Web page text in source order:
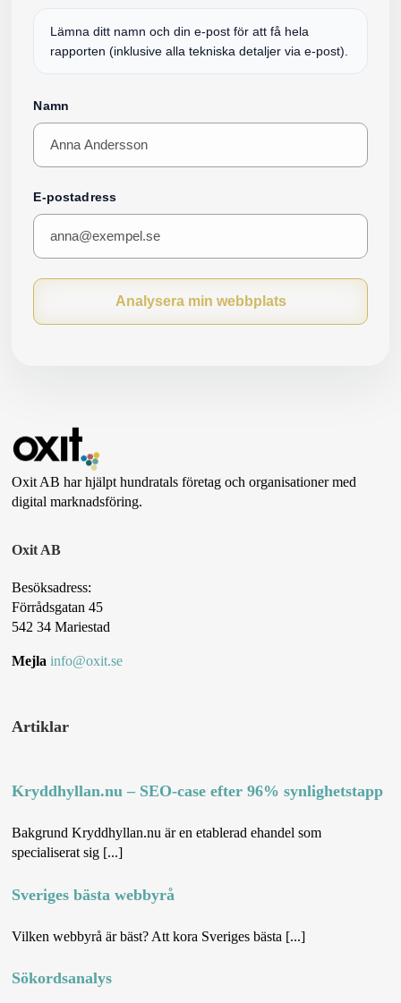
Lämna ditt namn och din e-post för att få hela
rapporten (inklusive alla tekniska detaljer via e-post).
Namn
E-postadress
Analysera min webbplats
Oxit AB har hjälpt hundratals företag och organisationer med
digital marknadsföring.
Oxit AB
Besöksadress:
Förrådsgatan 45
542 34 Mariestad
Mejla info@oxit.se
Artiklar
Kryddhyllan.nu – SEO-case efter 96% synlighetstapp
Bakgrund Kryddhyllan.nu är en etablerad ehandel som
specialiserat sig [...]
Sveriges bästa webbyrå
Vilken webbyrå är bäst? Att kora Sveriges bästa [...]
Sökordsanalys